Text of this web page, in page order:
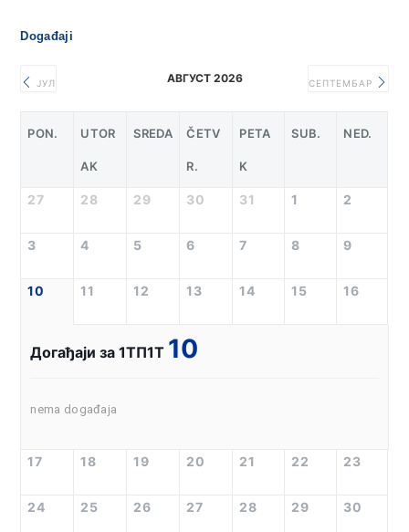
Događaji
ЈУЛ АВГУСТ 2026 СЕПТЕМБАР
PON. UTOR
AK
SREDA ČETV
R.
PETA
K
SUB. NED.
27 28 29 30 31 1 2
3 4 5 6 7 8 9
10 11 12 13 14 15 16
Догађаји за 1ТП1Т 10
nema događaja
17 18 19 20 21 22 23
24 25 26 27 28 29 30